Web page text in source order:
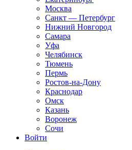
Москва
Санкт — Петербург
Нижний Новгород
Самара
Уфа
Челябинск
Тюмень
Пермь
Ростов-на-Дону
Краснодар
Омск
Казань
Воронеж
Сочи
Войти